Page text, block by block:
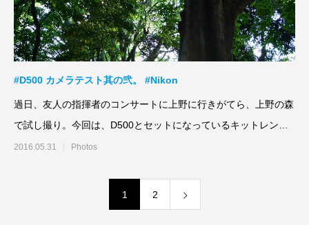
#D500 カメラテスト其の弐。 #Nikon
過日、友人の指揮者のコンサートに上野に行きがてら、上野の森
で試し撮り。今回は、D500とセットになっているキットレン
ズ、AF-S DX
2016.05.31 Photos
1 2